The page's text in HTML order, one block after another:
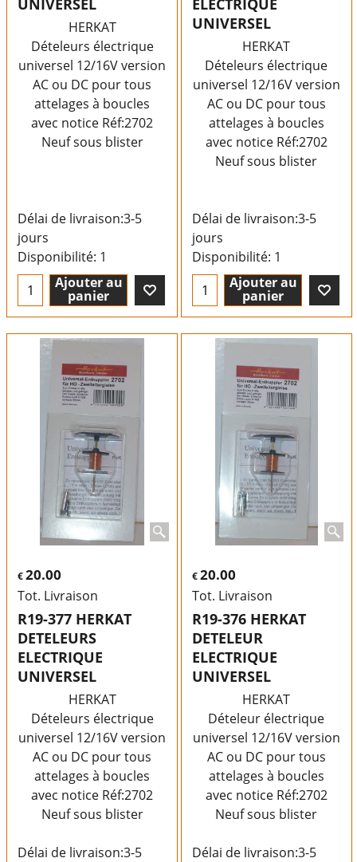
UNIVERSEL
HERKAT
Dételeurs électrique
universel 12/16V version
AC ou DC pour tous
attelages à boucles
avec notice Réf:2702
Neuf sous blister
Délai de livraison:3-5
jours
Disponibilité: 1
Ajouter au
panier
ELECTRIQUE
UNIVERSEL
HERKAT
Dételeurs électrique
universel 12/16V version
AC ou DC pour tous
attelages à boucles
avec notice Réf:2702
Neuf sous blister
Délai de livraison:3-5
jours
Disponibilité: 1
Ajouter au
panier
€20.00
Tot. Livraison
R19-377 HERKAT
DETELEURS
ELECTRIQUE
UNIVERSEL
HERKAT
Dételeurs électrique
universel 12/16V version
AC ou DC pour tous
attelages à boucles
avec notice Réf:2702
Neuf sous blister
Délai de livraison:3-5
€20.00
Tot. Livraison
R19-376 HERKAT
DETELEUR
ELECTRIQUE
UNIVERSEL
HERKAT
Dételeur électrique
universel 12/16V version
AC ou DC pour tous
attelages à boucles
avec notice Réf:2702
Neuf sous blister
Délai de livraison:3-5